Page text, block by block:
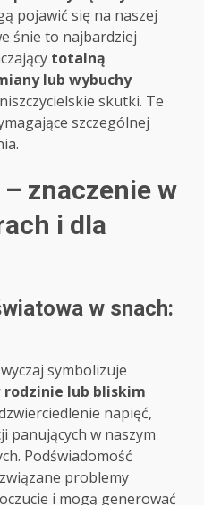
pojawić się na naszej
śnie to najbardziej
totalną
lub wybuchy
skutki. Te
szczególnej
znaczenie w
i dla
w snach:
symbolizuje
lub bliskim
napięć,
panujących w naszym
Podświadomość
problemy
i mogą generować